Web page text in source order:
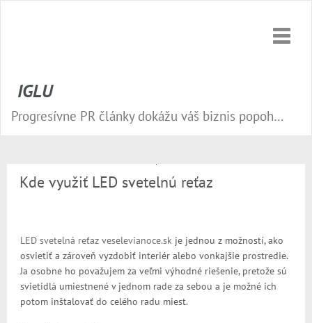
Toggle
IGLU
Progresívne PR články dokážu váš biznis popohnať vesmírnou rýchlosťou vpred. Nepremeškajte tú správnu príležitosť a publikujte na našom webe.
Kde využiť LED svetelnú reťaz
LED svetelná reťaz veselevianoce.sk je jednou z možností, ako
osvietiť a zároveň vyzdobiť interiér alebo vonkajšie prostredie.
Ja osobne ho považujem za veľmi výhodné riešenie, pretože sú
svietidlá umiestnené v jednom rade za sebou a je možné ich
potom inštalovať do celého radu miest.